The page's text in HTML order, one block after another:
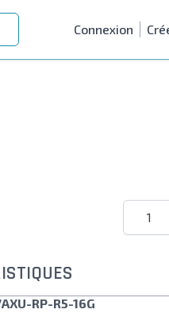
Connexion
Quantité
RP-R5-16G